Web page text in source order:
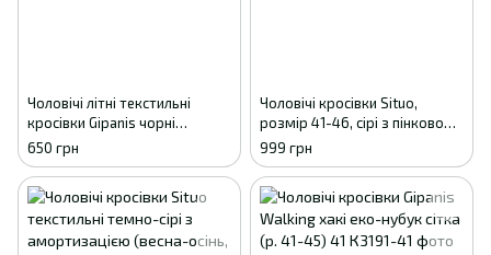
Чоловічі літні текстильні
кросівки Gipanis чорні
(Athletic) 41
650 грн
Чоловічі кросівки Situo,
розмір 41-46, сірі з пінковою
підошвою
999 грн